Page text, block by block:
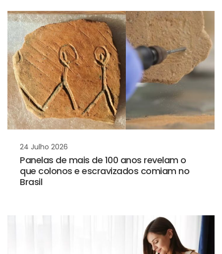
24 Julho 2026
Panelas de mais de 100 anos revelam o
que colonos e escravizados comiam no
Brasil